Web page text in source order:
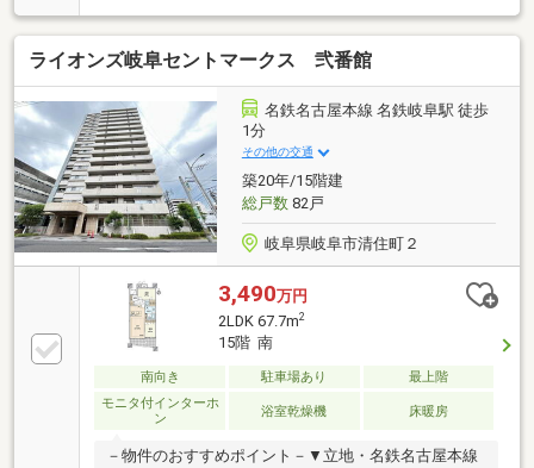
追い炊き機能付） ・トイレ交換（温水洗浄便座
付）・洗面化粧台交換・建具交換・クロス張替・フロ
ーリング上張・畳表替え・給湯器交換 ・ハウスクリ
ーニング 他物件の見学やご質問、ローンのご相談な
ども承ります。＼＼家具や家電、住宅ローンに組込め
ます／／▼お電話でのご予約、ご質問・お問合せはこ
ちらまで▼ＴＥＬ：０１２０－３５－７５４９【通話
無料】ニッカ不動産へ！
ライオンズ岐阜セントマークス 弐番館
名鉄名古屋本線 名鉄岐阜駅 徒歩
1分
その他の交通
築20年/15階建
総戸数82戸
岐阜県岐阜市清住町２
3,490万円
2LDK 67.7m2
15階 南
南向き 駐車場あり
最上階
モニタ付インターホ
ン
浴室乾燥機 床暖房
－物件のおすすめポイント－▼立地・名鉄名古屋本線